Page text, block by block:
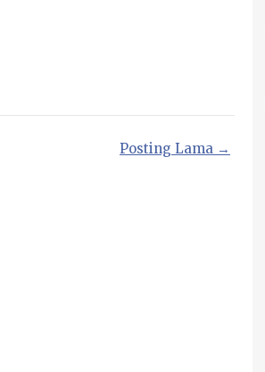
Posting Lama →